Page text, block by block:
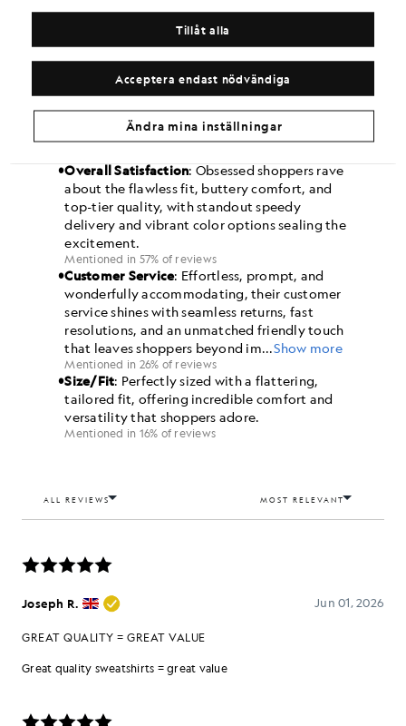
Acceptera endast nödvändiga
Tillåt alla
Ändra mina inställningar